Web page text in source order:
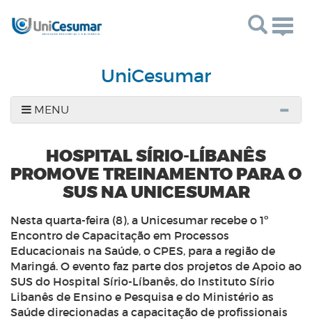
UniCesumar
MENU
HOSPITAL SÍRIO-LÍBANÊS
PROMOVE TREINAMENTO PARA O
SUS NA UNICESUMAR
Nesta quarta-feira (8), a Unicesumar recebe o 1º
Encontro de Capacitação em Processos
Educacionais na Saúde, o CPES, para a região de
Maringá. O evento faz parte dos projetos de Apoio ao
SUS do Hospital Sírio-Líbanês, do Instituto Sírio
Libanês de Ensino e Pesquisa e do Ministério as
Saúde direcionadas a capacitação de profissionais